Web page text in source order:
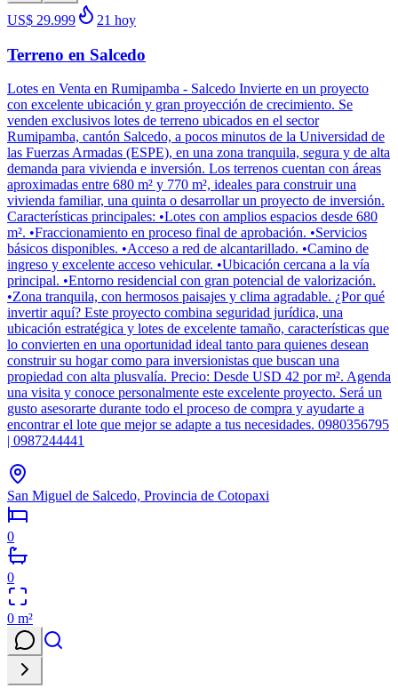
US$ 29.999 21 hoy
Terreno en Salcedo
Lotes en Venta en Rumipamba - Salcedo Invierte en un proyecto
con excelente ubicación y gran proyección de crecimiento. Se
venden exclusivos lotes de terreno ubicados en el sector
Rumipamba, cantón Salcedo, a pocos minutos de la Universidad de
las Fuerzas Armadas (ESPE), en una zona tranquila, segura y de alta
demanda para vivienda e inversión. Los terrenos cuentan con áreas
aproximadas entre 680 m² y 770 m², ideales para construir una
vivienda familiar, una quinta o desarrollar un proyecto de inversión.
Características principales: •Lotes con amplios espacios desde 680
m². •Fraccionamiento en proceso final de aprobación. •Servicios
básicos disponibles. •Acceso a red de alcantarillado. •Camino de
ingreso y excelente acceso vehicular. •Ubicación cercana a la vía
principal. •Entorno residencial con gran potencial de valorización.
•Zona tranquila, con hermosos paisajes y clima agradable. ¿Por qué
invertir aquí? Este proyecto combina seguridad jurídica, una
ubicación estratégica y lotes de excelente tamaño, características que
lo convierten en una oportunidad ideal tanto para quienes desean
construir su hogar como para inversionistas que buscan una
propiedad con alta plusvalía. Precio: Desde USD 42 por m². Agenda
una visita y conoce personalmente este excelente proyecto. Será un
gusto asesorarte durante todo el proceso de compra y ayudarte a
encontrar el lote que mejor se adapte a tus necesidades. 0980356795
| 0987244441
San Miguel de Salcedo, Provincia de Cotopaxi
0
0
0 m²